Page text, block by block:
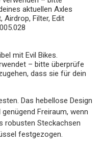
aktuellen Axles
Airdrop, Filter, Edit
mit Evil Bikes.
– bitte überprüfe
dass sie für dein
Das hebellose Design
Freiraum, wenn
robusten Steckachsen
festgezogen.